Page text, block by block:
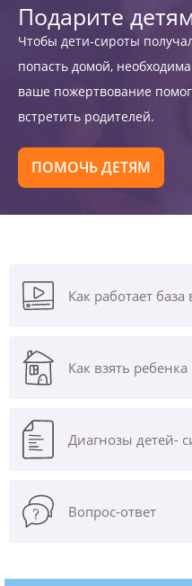
Подарите
Чтобы дети-сироты
попасть домой,
ваше пожертвование
встретить родителей.
ПОМОЧЬ ДЕТЯМ
Как работает
Как взять
Диагнозы детей-
Вопрос-ответ